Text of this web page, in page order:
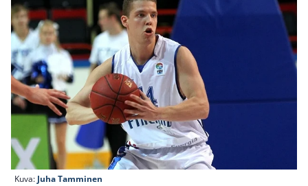
Kuva: Juha Tamminen